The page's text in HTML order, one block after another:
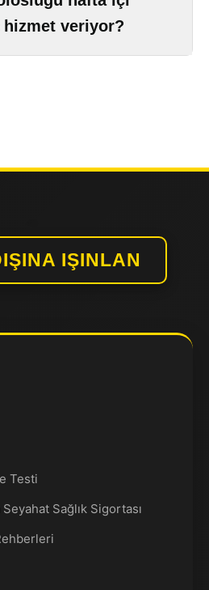
hizmet veriyor?
IŞINLAN
Testi
Sağlık Sigortası